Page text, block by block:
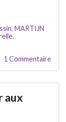
, MARTIJN
,
1 Commentaire
aux